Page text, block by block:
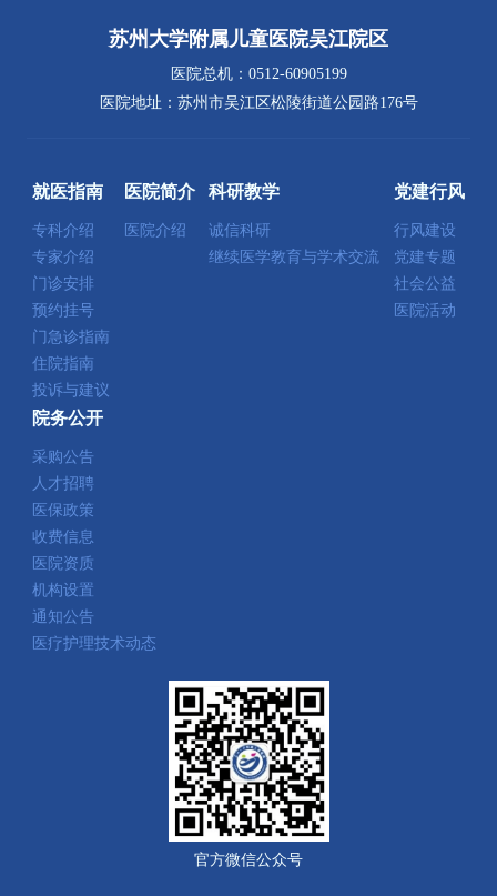
苏州大学附属儿童医院吴江院区
医院总机：0512-60905199
医院地址：苏州市吴江区松陵街道公园路176号
就医指南
专科介绍
专家介绍
门诊安排
预约挂号
门急诊指南
住院指南
投诉与建议
医院简介
医院介绍
科研教学
诚信科研
继续医学教育与学术交流
党建行风
行风建设
党建专题
社会公益
医院活动
院务公开
采购公告
人才招聘
医保政策
收费信息
医院资质
机构设置
通知公告
医疗护理技术动态
官方微信公众号